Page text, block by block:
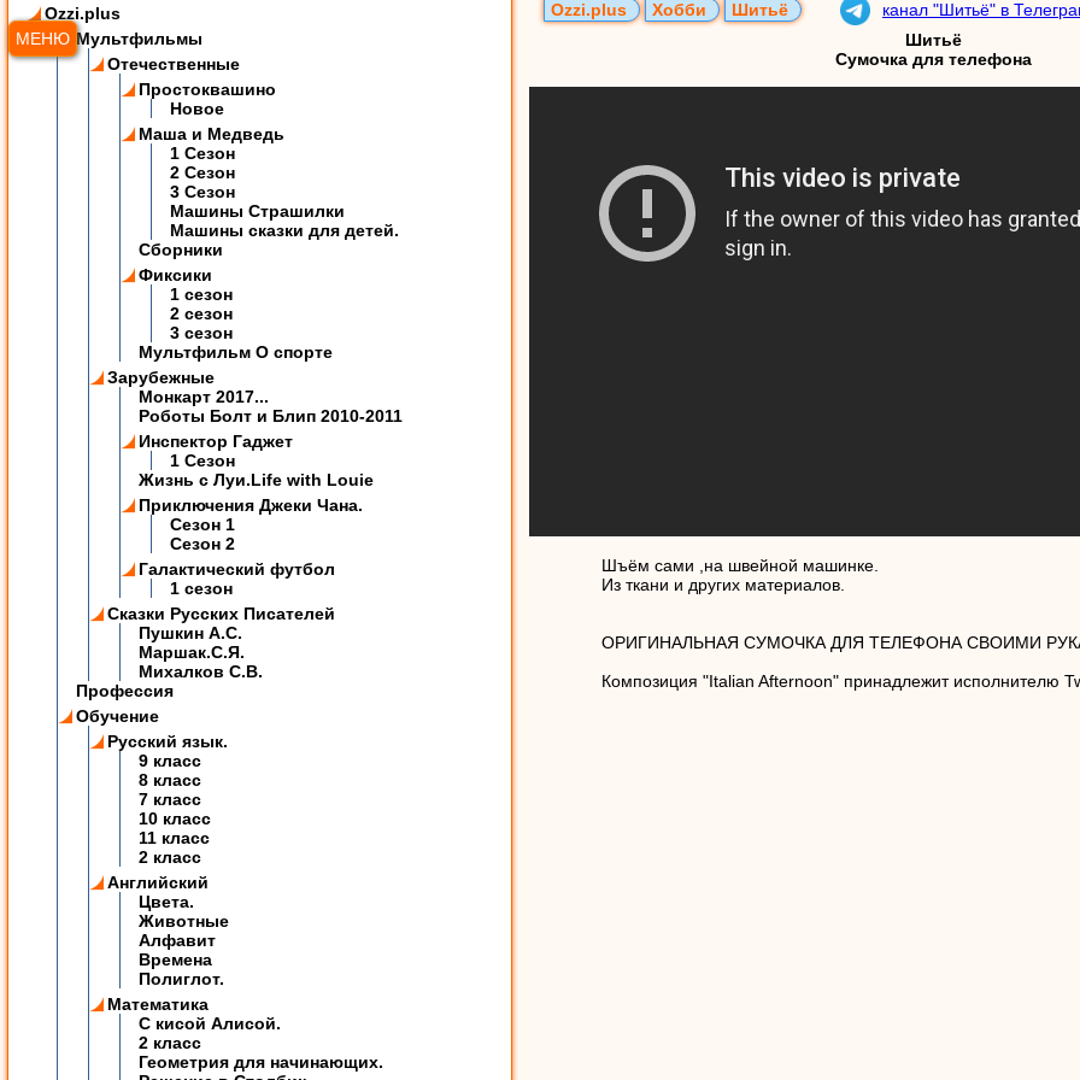
МЕНЮ
Ozzi.plus
Мультфильмы
Отечественные
Простоквашино
Новое
Маша и Медведь
1 Сезон
2 Сезон
3 Сезон
Машины Страшилки
Машины сказки для детей.
Сборники
Фиксики
1 сезон
2 сезон
3 сезон
Мультфильм О спорте
Зарубежные
Монкарт 2017...
Роботы Болт и Блип 2010-2011
Инспектор Гаджет
1 Сезон
Жизнь с Луи.Life with Louie
Приключения Джеки Чана.
Сезон 1
Сезон 2
Галактический футбол
1 сезон
Сказки Русских Писателей
Пушкин А.С.
Маршак.С.Я.
Михалков С.В.
Профессия
Обучение
Русский язык.
9 класс
8 класс
7 класс
10 класс
11 класс
2 класс
Английский
Цвета.
Животные
Алфавит
Времена
Полиглот.
Математика
C кисой Алисой.
2 класс
Геометрия для начинающих.
Ozzi.plus Хобби Шитьё
канал "Шитьё" в
Шитьё
Сумочка для телефона
Шъём сами ,на швейной машинке.
Из ткани и других материалов.
ОРИГИНАЛЬНАЯ СУМОЧКА ДЛЯ ТЕЛЕФОНА СВОИМИ
Композиция "Italian Afternoon" принадлежит исполнителю